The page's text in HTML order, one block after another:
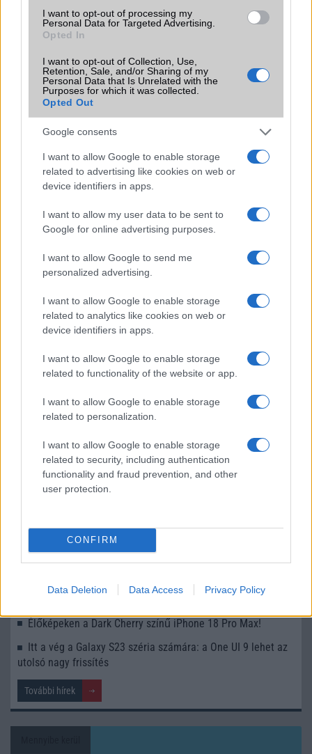
I want to opt-out of processing my
Personal Data for Targeted Advertising.
Opted In
I want to opt-out of Collection, Use,
Retention, Sale, and/or Sharing of my
Personal Data that Is Unrelated with the
Purposes for which it was collected.
Opted Out
Google consents
I want to allow Google to enable storage
related to advertising like cookies on web or
device identifiers in apps.
I want to allow my user data to be sent to
Google for online advertising purposes.
I want to allow Google to send me
personalized advertising.
I want to allow Google to enable storage
related to analytics like cookies on web or
device identifiers in apps.
I want to allow Google to enable storage
related to functionality of the website or app.
I want to allow Google to enable storage
related to personalization.
I want to allow Google to enable storage
related to security, including authentication
functionality and fraud prevention, and other
user protection.
CONFIRM
Data Deletion Data Access Privacy Policy
KAPCSOLÓDÓ HÍREK
Illegális adatlopásért büntették meg a Google-t
Android a gyengén látóknak is: avagy beszél és ír a telefon
Gond van az új Google Nexus 7 táblával
Komoly kijelző gond az új Nexus 7-tel
Egyetlen gombnyomás – új funkcióval bővül az Android
Az iOS 26 újításaival megújul a CarPlay: itt a Smart Display
Zoom és az AirPlay az autóban
Android Auto 15.0: Új „Theme” beállítás, de nagy
újdonságok még sehol
További hírek
LEGOLVASOTTABBAK
Számos népszerű Samsung Galaxy készülék kimarad a One
UI 9 frissítésből – itt a lista az érintett modellekről
iPhone 18 bemutató dátum - ekkor rántja le a leplet az
Apple az új csúcsmobilokról
Az Android rejtett automatizmusai: hat funkció, amely
észrevétlenül könnyíti meg a mindennapokat
mobilhasználatot – sokan mégsem tudnak róla
Nem biztos, hogy érdemes kivárni az iPhone 18 Prot
A Galaxy S25 is megkaphatja a Galaxy S26 egyik legjobb
Élőképeken a Dark Cherry színű iPhone 18 Pro Max!
Itt a vég a Galaxy S23 széria számára: a One UI 9 lehet az
utolsó nagy frissítés
További hírek